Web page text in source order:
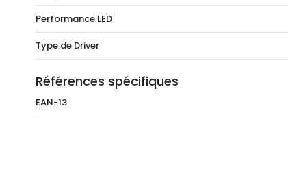
Performance LED
Type de Driver
Références spécifiques
EAN-13